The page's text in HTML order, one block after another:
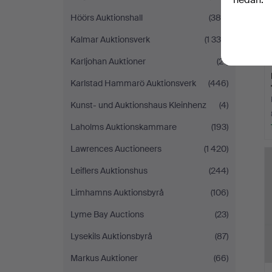
Höörs Auktionshall
(384)
Kalmar Auktionsverk
(1 338)
Karljohan Auktioner
(21)
Karlstad Hammarö Auktionsverk
(446)
Kunst- und Auktionshaus Kleinhenz
(4)
Laholms Auktionskammare
(193)
Lawrences Auctioneers
(1 420)
Leiflers Auktionshus
(244)
Limhamns Auktionsbyrå
(106)
Lyme Bay Auctions
(23)
Lysekils Auktionsbyrå
(87)
Markus Auktioner
(66)